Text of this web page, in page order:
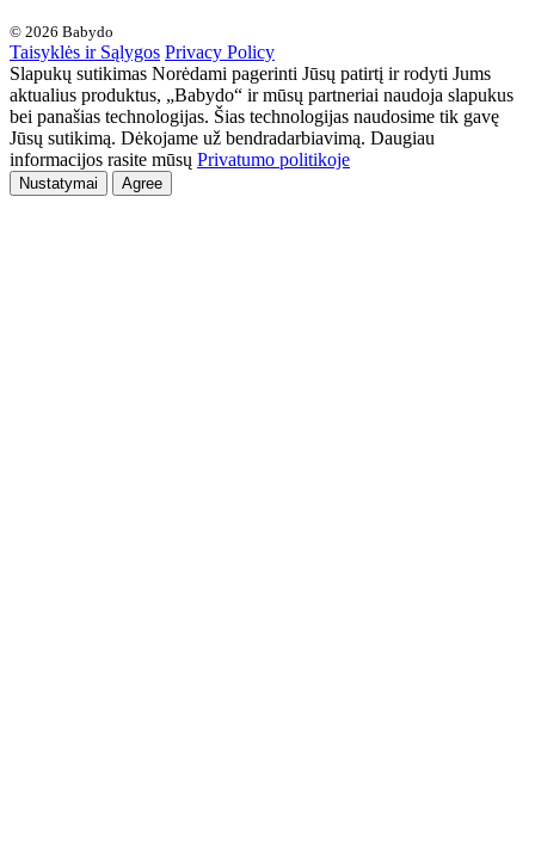
© 2026 Babydo
Taisyklės ir Sąlygos Privacy Policy
Slapukų sutikimas Norėdami pagerinti Jūsų patirtį ir rodyti Jums
aktualius produktus, „Babydo“ ir mūsų partneriai naudoja slapukus
bei panašias technologijas. Šias technologijas naudosime tik gavę
Jūsų sutikimą. Dėkojame už bendradarbiavimą. Daugiau
informacijos rasite mūsų Privatumo politikoje
Nustatymai Agree